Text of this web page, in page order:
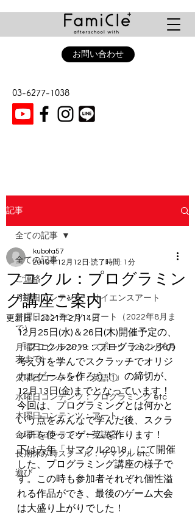
お問い合わせ
03-6277-1038
記事
全ての記事
ご連絡
月曜日コンテンツ：サイエンスアート
月曜日コンテンツ：アート（2022年8月ま
で）
月曜日コンテンツ：スポーツ（2021月6月
末まで）
火曜日コンテンツ：英語①
水曜日コンテンツ：プログラミング etc
木曜日コンテンツ：アート
金曜日コンテンツ：英語②
長期休み時スクール：サマクル etc
遊び
全ての記事
フユクル：プログラミン
グ講座ご案内
kubota57
2019年12月12日 読了時間: 1分
更新日：2021年2月14日
12月25日(水)＆26日(木)開催予定の、
「フユクル2019：プログラミングの
考え方を学んでスクラッチでオリジ
ナルゲームを作ろう！」の締切が、
12月13日(金)までとなっています！
今回は、プログラミングとは何かと
いう点をみんなで学んだ後、スクラ
ッチを使ってゲームを作ります！
下は去年「サマクル2018」にて開催
した、プログラミング講座の様子で
す。この時も参加者それぞれ個性溢
れる作品ができ、最後のゲーム大会
は大盛り上がりでした！